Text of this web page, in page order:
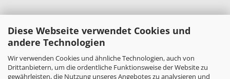
Diese Webseite verwendet Cookies und
andere Technologien
Wir verwenden Cookies und ähnliche Technologien, auch von
Drittanbietern, um die ordentliche Funktionsweise der Website zu
gewährleisten, die Nutzung unseres Angebotes zu analysieren und
KONTAKT
» Melzer Modellbau
Daniel Melzer
Alte Halberstädter Straße 22
38889 Blankenburg (Harz)